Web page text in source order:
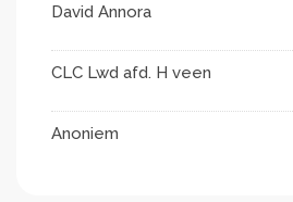
David Annora
CLC Lwd afd. H veen
Anoniem